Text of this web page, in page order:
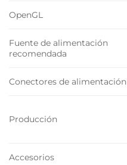
OpenGL
Fuente de alimentación
recomendada
Conectores de alimentación
Producción
Accesorios